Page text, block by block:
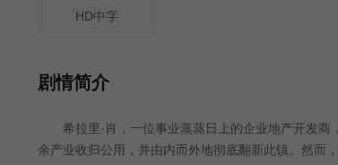
HD中字
剧情简介
希拉里·肖，一位事业蒸蒸日上的企业地产开发商
余产业收归公用，并由内而外地彻底翻新此镇。然